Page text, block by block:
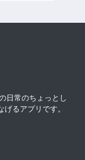
日常のちょっとし
るアプリです。